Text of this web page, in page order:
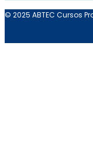
© 2025 ABTEC Cursos